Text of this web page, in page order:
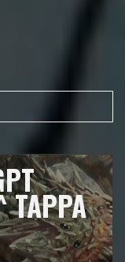
TAPPA